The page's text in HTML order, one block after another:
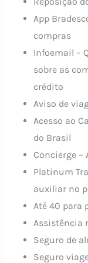
App
compras
Infoemail –
sobre as
crédito
Aviso de
Acesso ao
do Brasil
Concierge
Platinum
auxiliar no
Até 40 para
Assistência
Seguro de
Seguro